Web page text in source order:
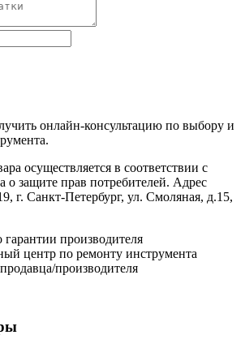
онлайн-консультацию по выбору и
осуществляется в соответствии с
о защите прав потребителей. Адрес
г. Санкт-Петербург, ул. Смоляная, д.15,
производителя
центр по ремонту инструмента
производителя